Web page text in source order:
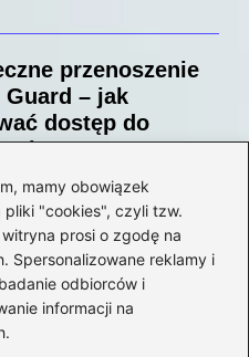
mamy obowiązek
pliki "cookies", czyli tzw.
prosi o zgodę na
Spersonalizowane reklamy i
odbiorców i
informacji na
przenoszenie
Guard – jak
dostęp do
konta?
stresu zmienić
na Steam –
krok po